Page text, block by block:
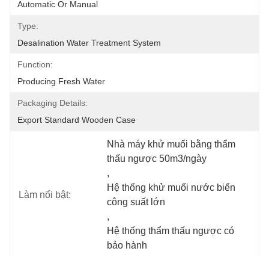
Automatic Or Manual
Type:
Desalination Water Treatment System
Function:
Producing Fresh Water
Packaging Details:
Export Standard Wooden Case
Làm nổi bật:
Nhà máy khử muối bằng thẩm
thấu ngược 50m3/ngày
,
Hệ thống khử muối nước biển
công suất lớn
,
Hệ thống thẩm thấu ngược có
bảo hành